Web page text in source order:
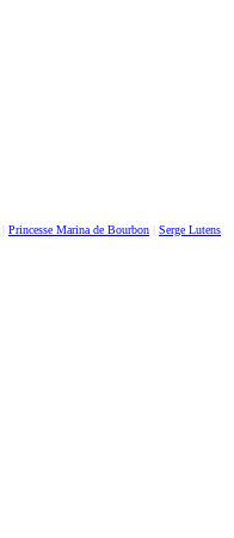
Princesse Marina de Bourbon Serge Lutens